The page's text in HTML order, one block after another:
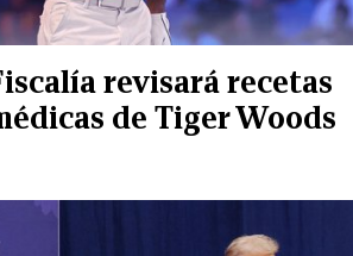
revisará recetas
de Tiger Woods